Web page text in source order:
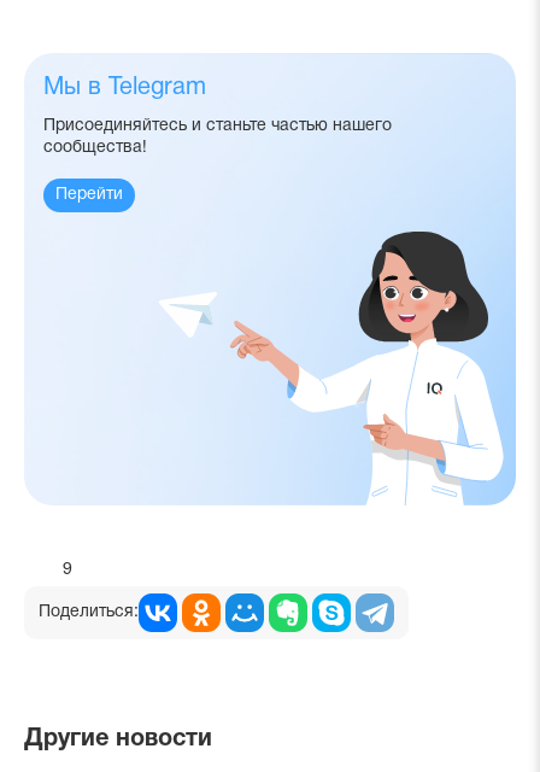
Мы в Telegram
Присоединяйтесь и станьте частью нашего
сообщества!
Перейти
9
Поделиться:
Другие новости